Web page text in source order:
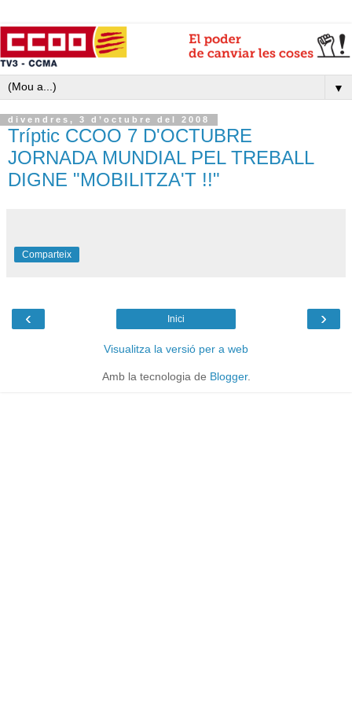
▼
divendres, 3 d’octubre del 2008
Tríptic CCOO 7 D'OCTUBRE
JORNADA MUNDIAL PEL TREBALL
DIGNE "MOBILITZA'T !!"
Comparteix
‹ ›
Inici
Visualitza la versió per a web
Amb la tecnologia de Blogger.